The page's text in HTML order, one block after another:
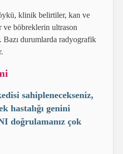
öykü, klinik belirtiler, kan ve
ve böbreklerin ultrason
Bazı durumlarda radyografik
sahiplenecekseniz,
hastalığı genini
doğrulamanız çok